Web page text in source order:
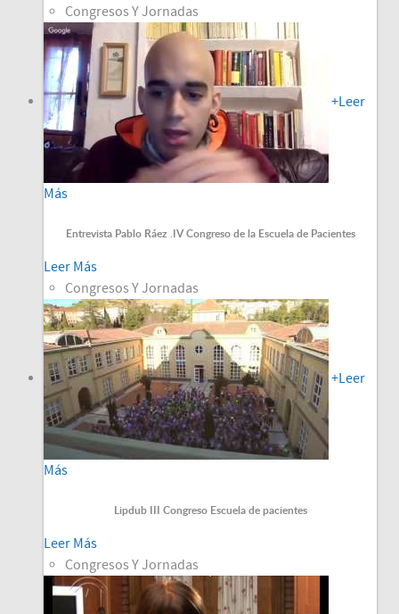
Congresos Y Jornadas
+Leer
Más
Entrevista Pablo Ráez .IV Congreso de la Escuela de Pacientes
Leer Más
Congresos Y Jornadas
+Leer
Más
Lipdub III Congreso Escuela de pacientes
Leer Más
Congresos Y Jornadas